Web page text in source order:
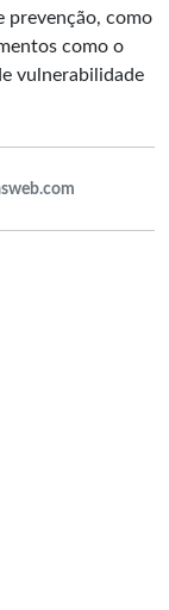
prevenção, como
como o
vulnerabilidade